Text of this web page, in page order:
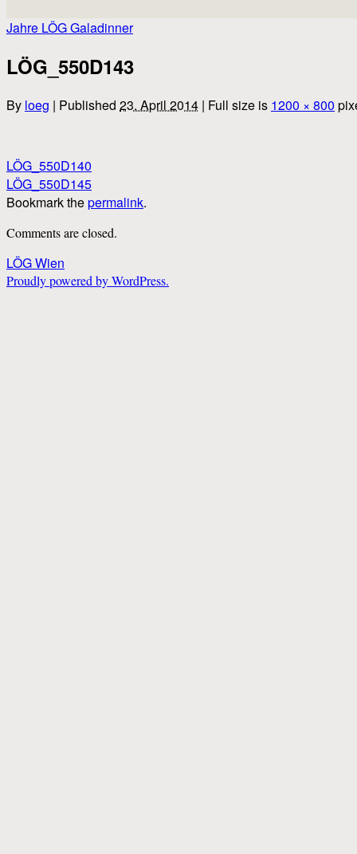
Jahre LÖG Galadinner
LÖG_550D143
By loeg | Published 23. April 2014 | Full size is 1200 × 800
LÖG_550D140
LÖG_550D145
Bookmark thepermalink.
Comments are closed.
LÖG Wien
Proudly powered by WordPress.